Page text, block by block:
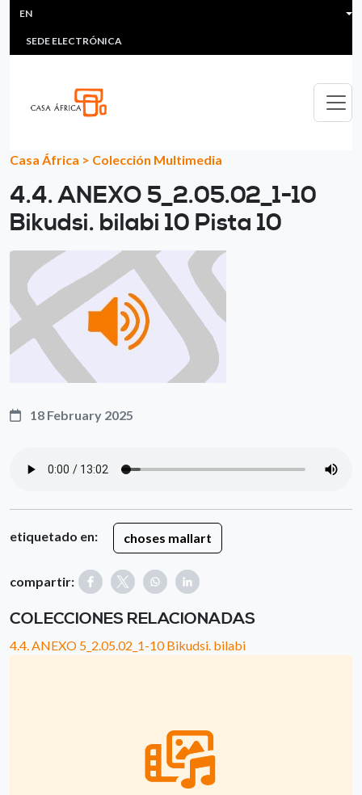
Skip to main content
HEADER MENU
MULTIMEDIA
SEDE ELECTRÓNICA
EN
Casa África > Colección Multimedia
4.4. ANEXO 5_2.05.02_1-10
Bikudsi. bilabi 10 Pista 10
18 February 2025
etiquetado en: choses mallart
compartir:
COLECCIONES RELACIONADAS
4.4. ANEXO 5_2.05.02_1-10 Bikudsi. bilabi